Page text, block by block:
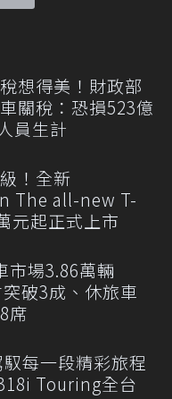
想得美！財政部
關稅：恐損523億
員生計
！全新
The all-new T-
元起正式上市
市場3.86萬輛
破3成、休旅車
席
每一段精彩旅程
Touring全台